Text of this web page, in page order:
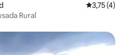
3,75 de
3,75 (4)
Rural